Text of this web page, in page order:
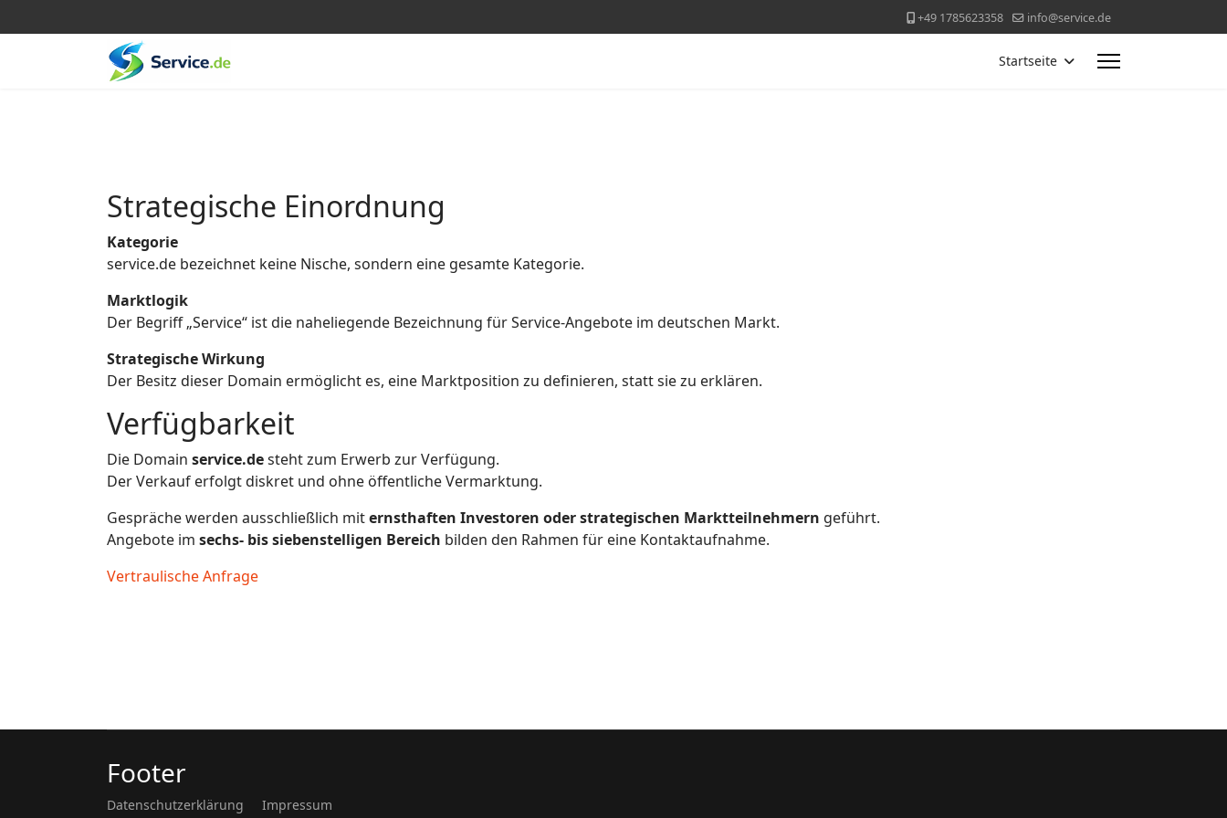
+49 1785623358 info@service.de
Startseite
Strategische Einordnung
Kategorie
service.de bezeichnet keine Nische, sondern eine gesamte Kategorie.
Marktlogik
Der Begriff „Service“ ist die naheliegende Bezeichnung für Service-Angebote im deutschen Markt.
Strategische Wirkung
Der Besitz dieser Domain ermöglicht es, eine Marktposition zu definieren, statt sie zu erklären.
Verfügbarkeit
Die Domain service.desteht zum Erwerb zur Verfügung.
Der Verkauf erfolgt diskret und ohne öffentliche Vermarktung.
Gespräche werden ausschließlich miternsthaften Investoren oder strategischen Marktteilnehmern geführt.
Angebote im sechs- bis siebenstelligen Bereich bilden den Rahmen für eine Kontaktaufnahme.
Vertraulische Anfrage
Footer
Datenschutzerklärung
Impressum